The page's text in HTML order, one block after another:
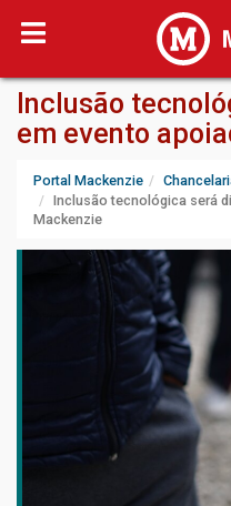
Inclusão
em evento
Portal Mackenzie
Inclusão tecnológica será
Mackenzie